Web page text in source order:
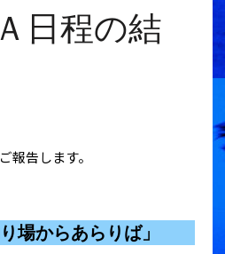
日程の結
報告します。
り場からあらりば」